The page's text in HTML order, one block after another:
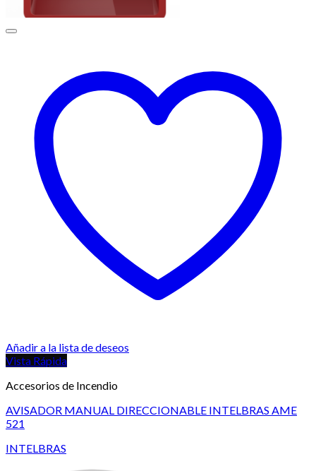
Añadir a la lista de deseos
Vista Rápida
Accesorios de Incendio
AVISADOR MANUAL DIRECCIONABLE INTELBRAS AME
521
INTELBRAS